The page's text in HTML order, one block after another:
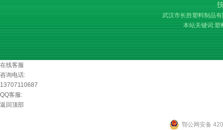
武汉市长胜塑料制品
本站关键词:塑
在线客服
咨询电话:
13707110687
QQ客服:
返回顶部
鄂公网安备